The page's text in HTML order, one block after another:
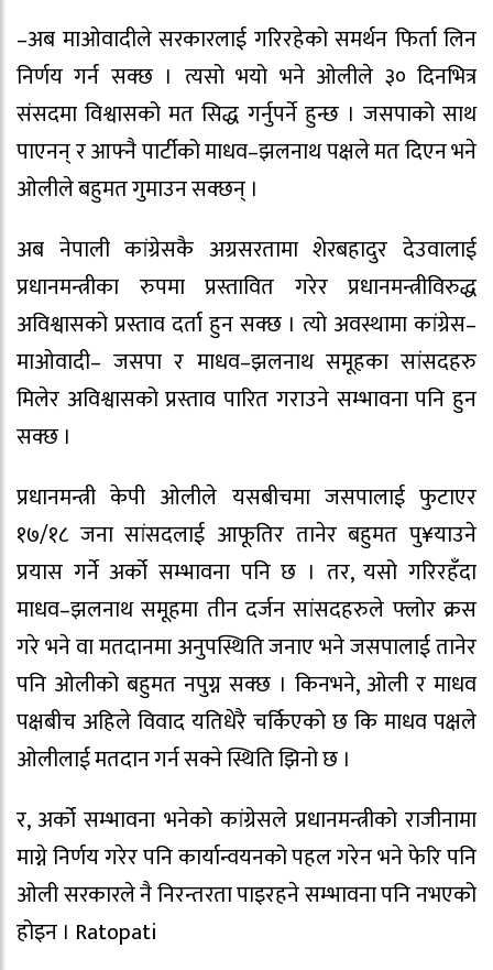
–अब माओवादीले सरकारलाई गरिरहेको समर्थन फिर्ता लिन
निर्णय गर्न सक्छ । त्यसो भयो भने ओलीले ३० दिनभित्र
संसदमा विश्वासको मत सिद्ध गर्नुपर्ने हुन्छ । जसपाको साथ
पाएनन् र आफ्नै पार्टीको माधव–झलनाथ पक्षले मत दिएन भने
ओलीले बहुमत गुमाउन सक्छन् ।
अब नेपाली कांग्रेसकै अग्रसरतामा शेरबहादुर देउवालाई
प्रधानमन्त्रीका रुपमा प्रस्तावित गरेर प्रधानमन्त्रीविरुद्ध
अविश्वासको प्रस्ताव दर्ता हुन सक्छ । त्यो अवस्थामा कांग्रेस–
माओवादी– जसपा र माधव–झलनाथ समूहका सांसदहरु
मिलेर अविश्वासको प्रस्ताव पारित गराउने सम्भावना पनि हुन
सक्छ ।
प्रधानमन्त्री केपी ओलीले यसबीचमा जसपालाई फुटाएर
१७/१८ जना सांसदलाई आफूतिर तानेर बहुमत पु¥याउने
प्रयास गर्ने अर्को सम्भावना पनि छ । तर, यसो गरिरहँदा
माधव–झलनाथ समूहमा तीन दर्जन सांसदहरुले फ्लोर क्रस
गरे भने वा मतदानमा अनुपस्थिति जनाए भने जसपालाई तानेर
पनि ओलीको बहुमत नपुग्न सक्छ । किनभने, ओली र माधव
पक्षबीच अहिले विवाद यतिधेरै चर्किएको छ कि माधव पक्षले
ओलीलाई मतदान गर्न सक्ने स्थिति झिनो छ ।
र, अर्को सम्भावना भनेको कांग्रेसले प्रधानमन्त्रीको राजीनामा
माग्ने निर्णय गरेर पनि कार्यान्वयनको पहल गरेन भने फेरि पनि
ओली सरकारले नै निरन्तरता पाइरहने सम्भावना पनि नभएको
होइन । Ratopati